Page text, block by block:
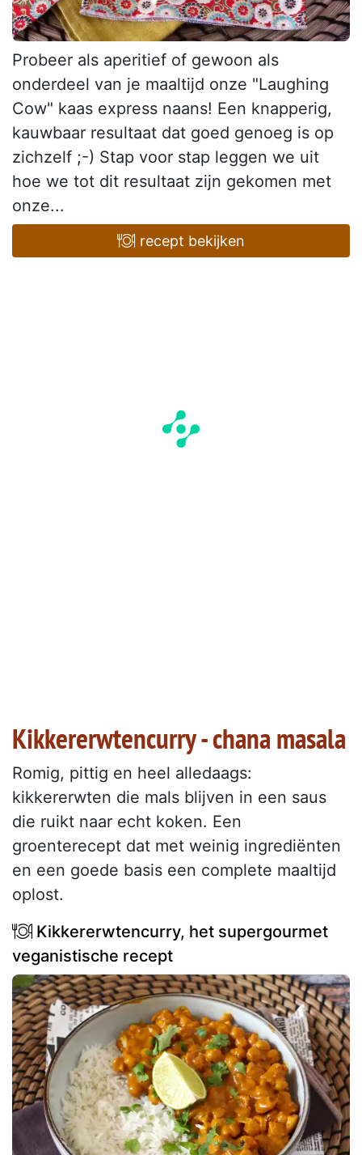
Probeer als aperitief of gewoon als
onderdeel van je maaltijd onze "Laughing
Cow" kaas express naans! Een knapperig,
kauwbaar resultaat dat goed genoeg is op
zichzelf ;-) Stap voor stap leggen we uit
hoe we tot dit resultaat zijn gekomen met
onze...
recept bekijken
Kikkererwtencurry - chana masala
Romig, pittig en heel alledaags:
kikkererwten die mals blijven in een saus
die ruikt naar echt koken. Een
groenterecept dat met weinig ingrediënten
en een goede basis een complete maaltijd
oplost.
Kikkererwtencurry, het supergourmet
veganistische recept